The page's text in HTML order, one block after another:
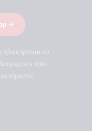
ηλεκτρονικού
από